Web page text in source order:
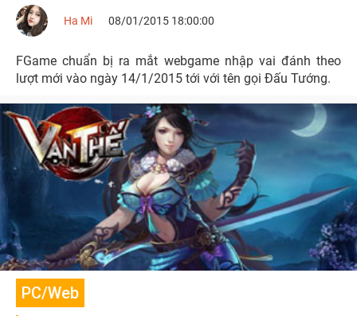
Ha Mi 08/01/2015 18:00:00
FGame chuẩn bị ra mắt webgame nhập vai đánh theo
lượt mới vào ngày 14/1/2015 tới với tên gọi Đấu Tướng.
PC/Web